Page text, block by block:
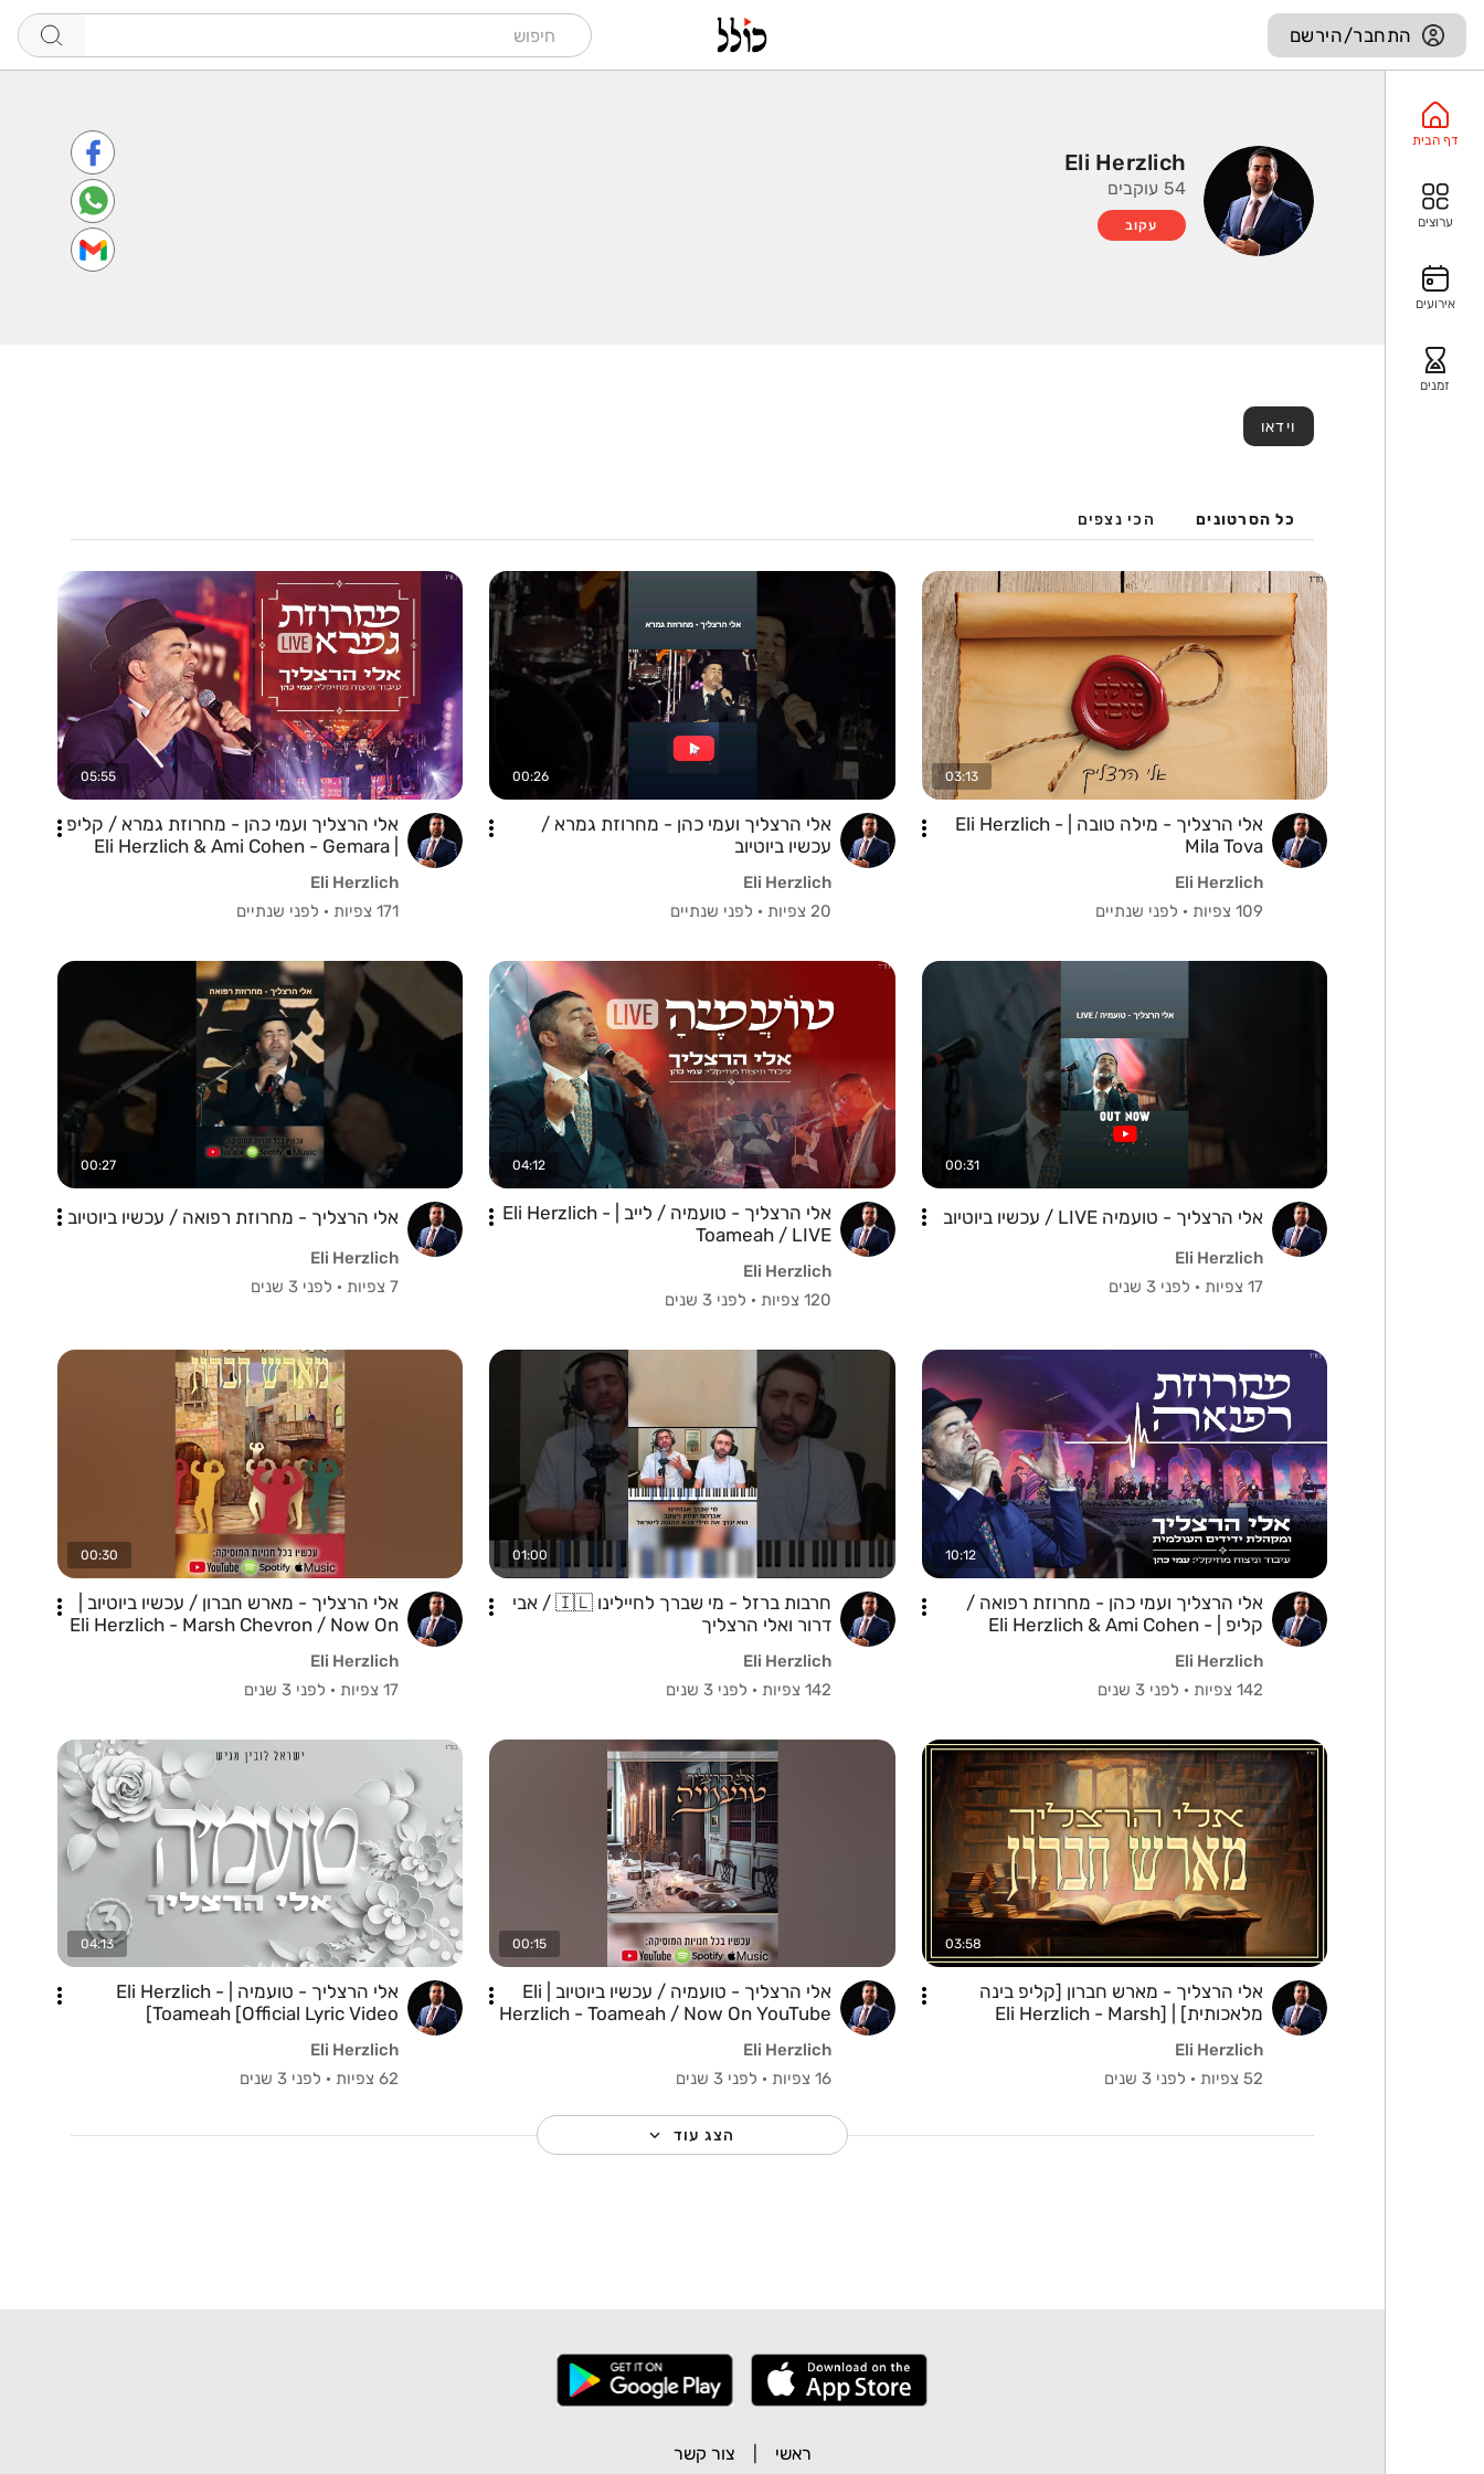
התחבר/הירשם
דף הבית
ערוצים
אירועים
זמנים
Eli Herzlich
54 עוקבים
עקוב
וידאו
כל הסרטונים הכי נצפים
03:13
אלי הרצליך - מילה טובה | Eli Herzlich -
Mila Tova
Eli Herzlich
109 צפיות
· לפני שנתיים
00:26
אלי הרצליך ועמי כהן - מחרוזת גמרא /
עכשיו ביוטיוב
Eli Herzlich
20 צפיות
· לפני שנתיים
05:55
אלי הרצליך ועמי כהן - מחרוזת גמרא / קליפ
| Eli Herzlich & Ami Cohen - Gemara
Eli Herzlich
171 צפיות
· לפני שנתיים
00:31
אלי הרצליך - טועמיה LIVE / עכשיו ביוטיוב
Eli Herzlich
17 צפיות
· לפני 3 שנים
04:12
אלי הרצליך - טועמיה / לייב | Eli Herzlich -
Toameah / LIVE
Eli Herzlich
120 צפיות
· לפני 3 שנים
00:27
אלי הרצליך - מחרוזת רפואה / עכשיו ביוטיוב
Eli Herzlich
7 צפיות
· לפני 3 שנים
10:12
אלי הרצליך ועמי כהן - מחרוזת רפואה /
קליפ | Eli Herzlich & Ami Cohen -
Eli Herzlich
142 צפיות
· לפני 3 שנים
01:00
חרבות ברזל - מי שברך לחיילינו 🇮🇱 / אבי
דרור ואלי הרצליך
Eli Herzlich
142 צפיות
· לפני 3 שנים
00:30
אלי הרצליך - מארש חברון / עכשיו ביוטיוב |
Eli Herzlich - Marsh Chevron / Now On
Eli Herzlich
17 צפיות
· לפני 3 שנים
03:58
אלי הרצליך - מארש חברון [קליפ בינה
מלאכותית] | [Eli Herzlich - Marsh
Eli Herzlich
52 צפיות
· לפני 3 שנים
00:15
אלי הרצליך - טועמיה / עכשיו ביוטיוב | Eli
Herzlich - Toameah / Now On YouTube
Eli Herzlich
16 צפיות
· לפני 3 שנים
04:13
אלי הרצליך - טועמיה | Eli Herzlich -
Toameah [Official Lyric Video]
Eli Herzlich
62 צפיות
· לפני 3 שנים
הצג עוד
ראשי צור קשר